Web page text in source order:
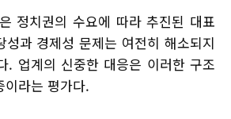
정치권의 수요에 따라 추진된 대표
성과 경제성 문제는 여전히 해소되지
. 업계의 신중한 대응은 이러한 구조
이라는 평가다.